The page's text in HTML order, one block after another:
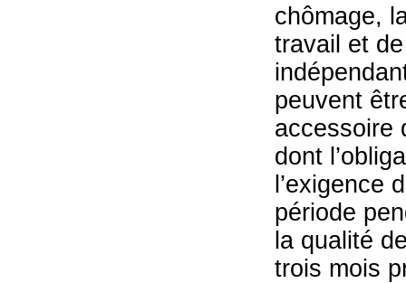
chômage,
travail et
peuvent
accessoire
dont
l’exigence
période
la qualité
trois mois